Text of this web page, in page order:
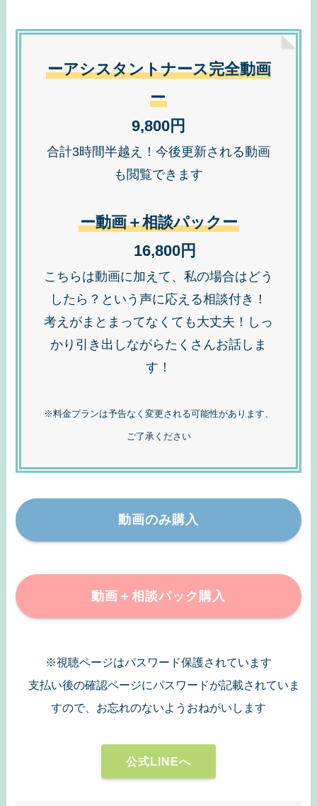
ーアシスタントナース完全動画
ー
9,800円
合計3時間半越え！今後更新される動画
も閲覧できます
ー動画＋相談パックー
16,800円
こちらは動画に加えて、私の場合はどう
したら？という声に応える相談付き！
考えがまとまってなくても大丈夫！しっ
かり引き出しながらたくさんお話しま
す！
※料金プランは予告なく変更される可能性があります、
ご了承ください
動画のみ購入
動画＋相談パック購入
※視聴ページはパスワード保護されています
支払い後の確認ページにパスワードが記載されていま
すので、お忘れのないようおねがいします
公式LINEへ